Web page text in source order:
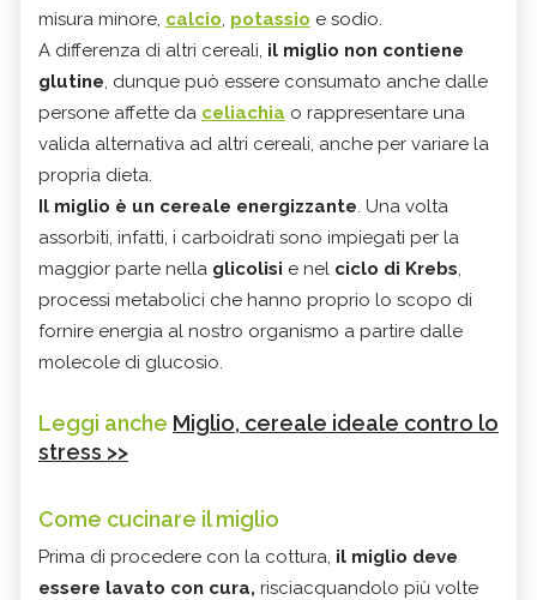
misura minore, calcio, potassio e sodio.
A differenza di altri cereali, il miglio non contiene
glutine, dunque può essere consumato anche dalle
persone affette da celiachia o rappresentare una
valida alternativa ad altri cereali, anche per variare la
propria dieta.
Il miglio è un cereale energizzante. Una volta
assorbiti, infatti, i carboidrati sono impiegati per la
maggior parte nella glicolisi e nel ciclo di Krebs,
processi metabolici che hanno proprio lo scopo di
fornire energia al nostro organismo a partire dalle
molecole di glucosio.
Leggi anche Miglio, cereale ideale contro lo
stress >>
Come cucinare il miglio
Prima di procedere con la cottura, il miglio deve
essere lavato con cura, risciacquandolo più volte